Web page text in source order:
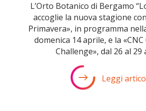
L’Orto Botanico di Bergamo
accoglie la nuova stagione
Primavera», in programma
domenica 14 aprile, e la
Challenge», dal 26 al 29
Leggi